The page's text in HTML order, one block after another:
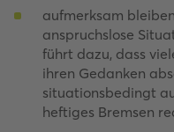
aufmerksam
anspruchslose
führt dazu, dass
ihren Gedanken
situationsbedingt
heftiges Bremsen